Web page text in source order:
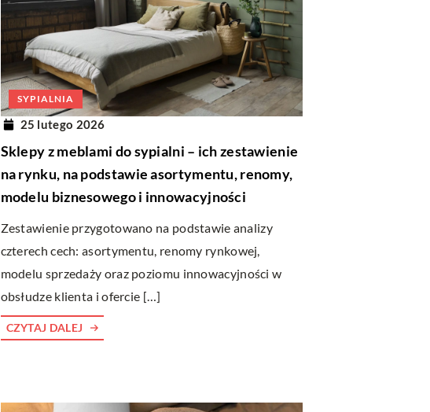
SYPIALNIA
25 lutego 2026
Sklepy z meblami do sypialni – ich zestawienie
na rynku, na podstawie asortymentu, renomy,
modelu biznesowego i innowacyjności
Zestawienie przygotowano na podstawie analizy
czterech cech: asortymentu, renomy rynkowej,
modelu sprzedaży oraz poziomu innowacyjności w
obsłudze klienta i ofercie […]
CZYTAJ DALEJ